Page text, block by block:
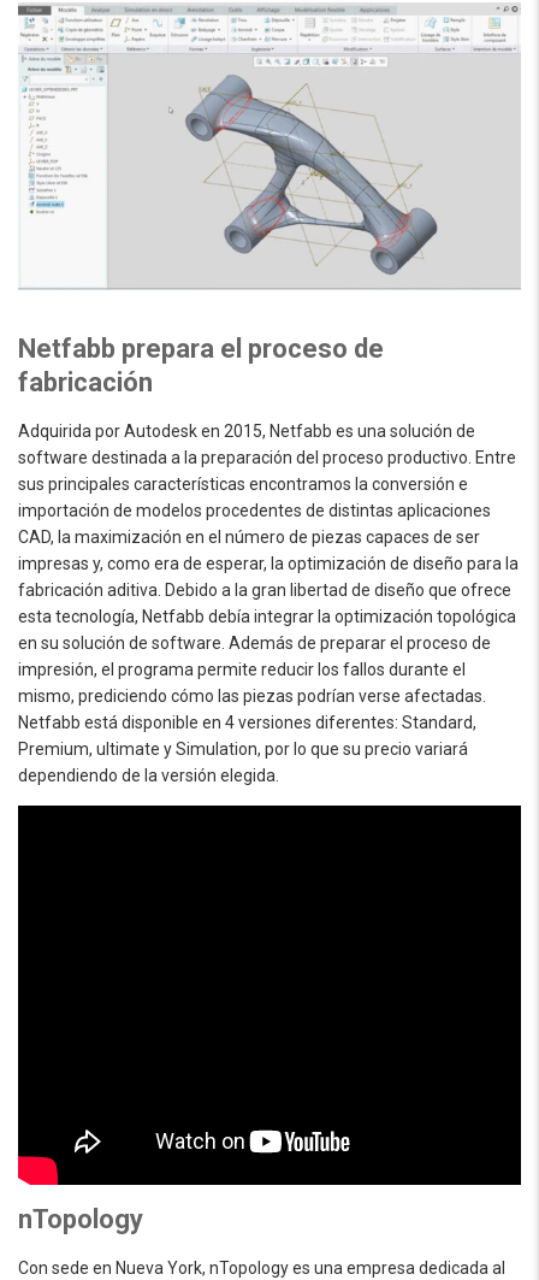
Netfabb prepara el proceso de
fabricación
Adquirida por Autodesk en 2015, Netfabb es una solución de
software destinada a la preparación del proceso productivo. Entre
sus principales características encontramos la conversión e
importación de modelos procedentes de distintas aplicaciones
CAD, la maximización en el número de piezas capaces de ser
impresas y, como era de esperar, la optimización de diseño para la
fabricación aditiva. Debido a la gran libertad de diseño que ofrece
esta tecnología, Netfabb debía integrar la optimización topológica
en su solución de software. Además de preparar el proceso de
impresión, el programa permite reducir los fallos durante el
mismo, prediciendo cómo las piezas podrían verse afectadas.
Netfabb está disponible en 4 versiones diferentes: Standard,
Premium, ultimate y Simulation, por lo que su precio variará
dependiendo de la versión elegida.
nTopology
Con sede en Nueva York, nTopology es una empresa dedicada al